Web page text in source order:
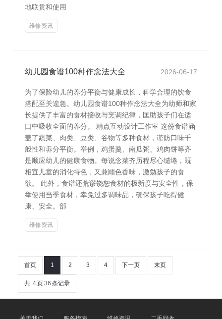
地联贯和使用
维修资讯
幼儿园食谱100种作念法大全 2026-06-17
为了保险幼儿的养分平衡与健康成长，科学合理的饮食
搭配至关遑急。幼儿园食谱100种作念法大全为幼师和家
长提供了丰富的食材接收与烹调纪律，匡助孩子们在适
口中吸收全面的养分。 精点互动设计工作室 这份食谱涵
盖了蔬菜、肉类、豆类、谷物等多种食材，谨防口味千
般性和养分平衡。举例，鸡蛋羹、南瓜粥、鸡肉饼等齐
是顺应幼儿的健康食物。每说念菜齐历程尽心缱绻，既
相宜儿童的消化特色，又兼顾色香味，激勉孩子的食
欲。 此外，食谱还荒谬饶恕食材的极新度与安全性，保
举使用当季食材，幸免过多调味品，确保孩子吃得健
康、安全。部
维修资讯
首页 1 2 3 4 下一页 末页
共 4页36 条记录